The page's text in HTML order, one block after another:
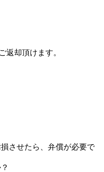
返却頂けます。
させたら、弁償が必要で